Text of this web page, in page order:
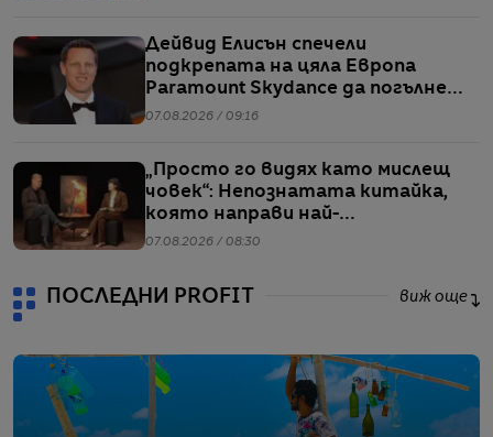
Дейвид Елисън спечели
подкрепата на цяла Европа
Paramount Skydance да погълне
WBD
07.08.2026 / 09:16
„Просто го видях като мислещ
човек“: Непознатата китайка,
която направи най-
коментираното интервю с
07.08.2026 / 08:30
ПОСЛЕДНИ PROFIT виж още